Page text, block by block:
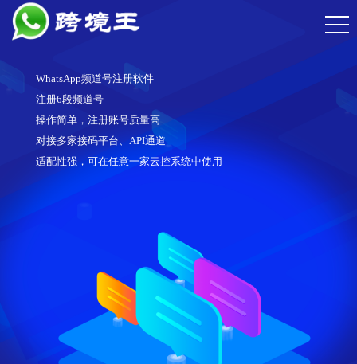
WhatsApp频道号注册软件
注册6段频道号
操作简单，注册账号质量高
对接多家接码平台、API通道
适配性强，可在任意一家云控系统中使用